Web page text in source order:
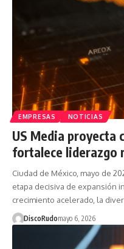
EMPRESAS NOTICIAS
US Media
fortalece liderazgo
Ciudad de México, mayo de
etapa decisiva de expansión
crecimiento acelerado, la
DiscoRudomayo 6, 2026